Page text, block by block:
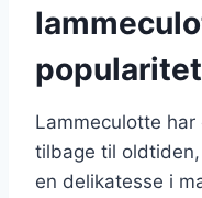
popularitet
Lammeculotte
tilbage til
en delikatesse i